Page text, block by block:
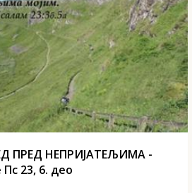
ПРЕД НЕПРИЈАТЕЉИМА -
23, 6. део